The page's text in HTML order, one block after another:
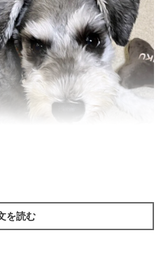
を読む